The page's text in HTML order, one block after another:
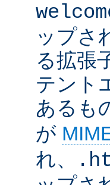
ップさ
る拡張
テント
あるも
が
れ、